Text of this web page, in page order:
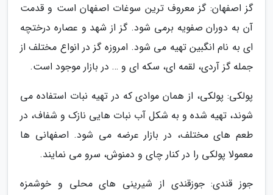
گز اصفهان: گز معروف ترین سوغات اصفهان است و قدمت
آن به دوران صفویه برمی شود. گز از شهد و عصاره درختچه
ای به نام انگبین تهیه می شود. امروزه گز در انواع مختلف از
جمله گز آردی، لقمه ای، سکه ای و … در بازار موجود است.
پولکی: پولکی، از همان موادی که در تهیه نبات استفاده می
شوند، تهیه شده و به شکل آب نبات هایی نازک و شفاف، در
طعم های مختلف، در بازار عرضه می شود. اصفهانی ها
معمولا پولکی را در کنار چای و دمنوش، سرو می نمایند.
جوز قندی: جوزقندی از شیرینی های محلی و خوشمزه